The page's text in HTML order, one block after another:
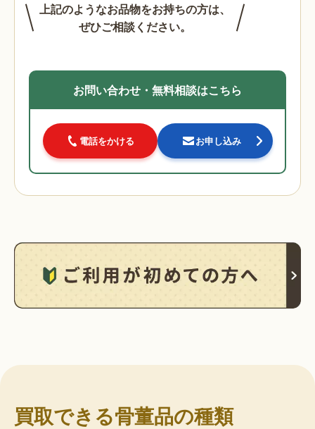
上記のようなお品物をお持ちの方は、
ぜひご相談ください。
お問い合わせ・無料相談はこちら
電話をかける お申し込み
買取できる骨董品の種類